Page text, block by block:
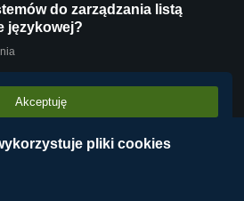
do zarządzania listą
językowej?
technologie
Centrala Telefoniczna
Akceptuję
pliki cookies